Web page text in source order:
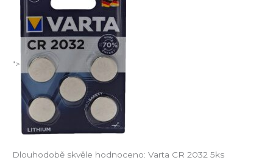
">
Dlouhodobě skvěle hodnoceno: Varta CR 2032 5ks